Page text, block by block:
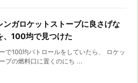
ンガロケットストーブに良さげな
、100均で見つけた
で100均パトロールをしていたら、 ロケッ
ブの燃料口に置くのにち ...